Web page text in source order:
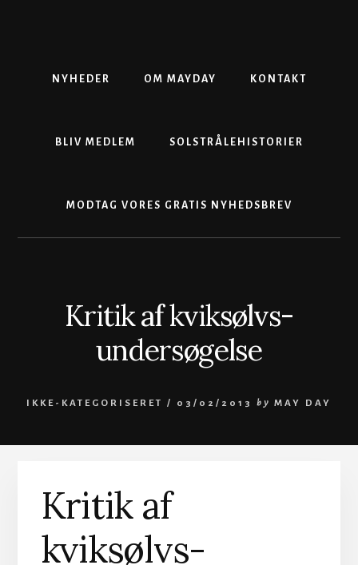
NYHEDER OM MAYDAY KONTAKT
BLIV MEDLEM SOLSTRÅLEHISTORIER
MODTAG VORES GRATIS NYHEDSBREV
Kritik af kviksølvs-
undersøgelse
IKKE-KATEGORISERET / 03/02/2013 by MAY DAY
Kritik af
kviksølvs-